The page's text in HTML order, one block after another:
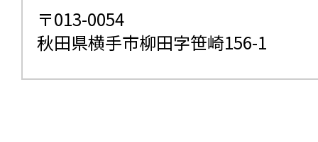
〒013-0054
秋田県横手市柳田字笹崎156-1